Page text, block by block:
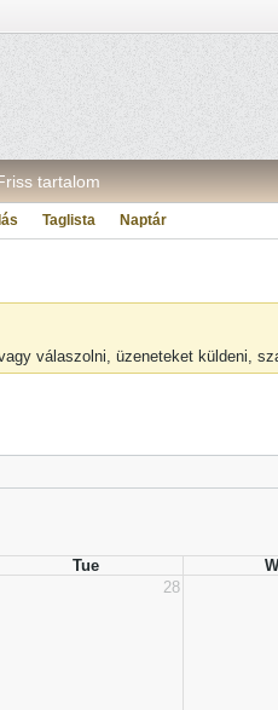
tartalom
Taglista Naptár
válaszolni, üzeneteket küldeni,
Tue
28